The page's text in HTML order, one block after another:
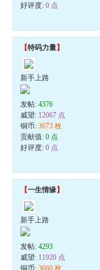
好评度:0 点
【特码力量】
新手上路
发帖:4376
威望: 12067 点
铜币:3673 枚
贡献值:0 点
好评度:0 点
【一生情缘】
新手上路
发帖:4293
威望: 11920 点
铜币:3660 枚